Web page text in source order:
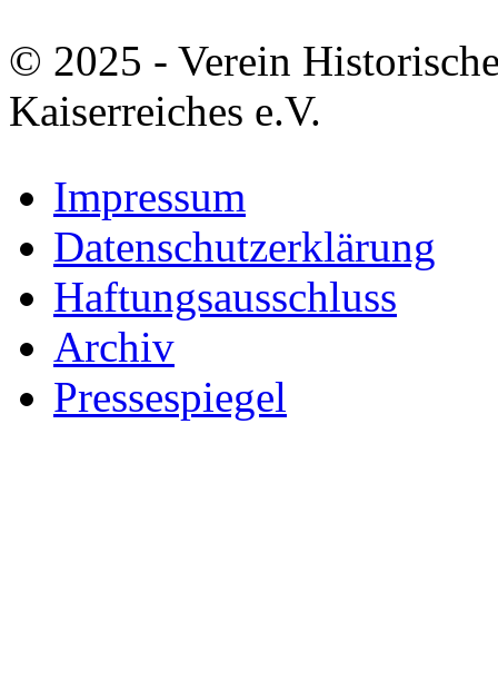
© 2025 - Verein
Kaiserreiches e.V.
Impressum
Datenschutzerklärung
Haftungsausschluss
Archiv
Pressespiegel